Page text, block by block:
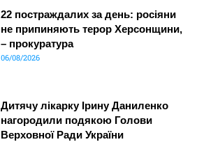
22 постраждалих за день: росіяни
не припиняють терор Херсонщини,
– прокуратура
06/08/2026
Дитячу лікарку Ірину Даниленко
нагородили подякою Голови
Верховної Ради України